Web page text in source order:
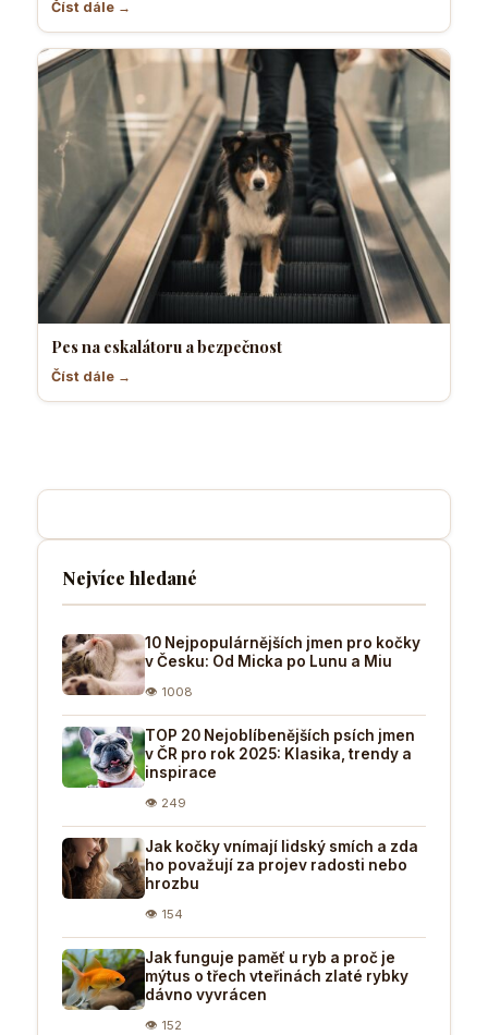
Číst dále →
Pes na eskalátoru a bezpečnost
Číst dále →
Nejvíce hledané
10 Nejpopulárnějších jmen pro kočky
v Česku: Od Micka po Lunu a Miu
👁 1008
TOP 20 Nejoblíbenějších psích jmen
v ČR pro rok 2025: Klasika, trendy a
inspirace
👁 249
Jak kočky vnímají lidský smích a zda
ho považují za projev radosti nebo
hrozbu
👁 154
Jak funguje paměť u ryb a proč je
mýtus o třech vteřinách zlaté rybky
dávno vyvrácen
👁 152